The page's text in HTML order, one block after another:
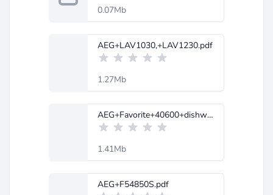
0.07Mb
AEG+LAV1030,+LAV1230.pdf
1.27Mb
AEG+Favorite+40600+dishwasher.pdf
1.41Mb
AEG+F54850S.pdf